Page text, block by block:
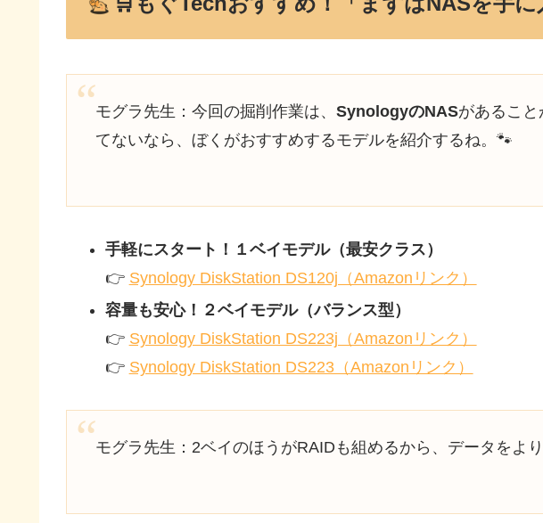
モグラ先生：今回の掘削作業は、SynologyのNASがあるこ
てないなら、ぼくがおすすめするモデルを紹介するね。🐾
手軽にスタート！１ベイモデル（最安クラス）
👉 Synology DiskStation DS120j（Amazonリンク）
容量も安心！２ベイモデル（バランス型）
👉 Synology DiskStation DS223j（Amazonリンク）
👉 Synology DiskStation DS223（Amazonリンク）
モグラ先生：2ベイのほうがRAIDも組めるから、データをよ